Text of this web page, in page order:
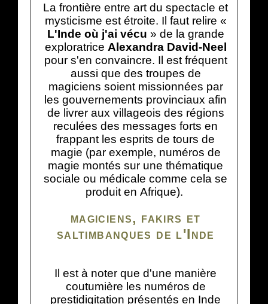
La frontière entre art du spectacle et
mysticisme est étroite. Il faut relire «
L'Inde où j'ai vécu » de la grande
exploratrice Alexandra David-Neel
pour s'en convaincre. Il est fréquent
aussi que des troupes de
magiciens soient missionnées par
les gouvernements provinciaux afin
de livrer aux villageois des régions
reculées des messages forts en
frappant les esprits de tours de
magie (par exemple, numéros de
magie montés sur une thématique
sociale ou médicale comme cela se
produit en Afrique).
magiciens, fakirs et
saltimbanques de l'Inde
Il est à noter que d'une manière
coutumière les numéros de
prestidigitation présentés en Inde